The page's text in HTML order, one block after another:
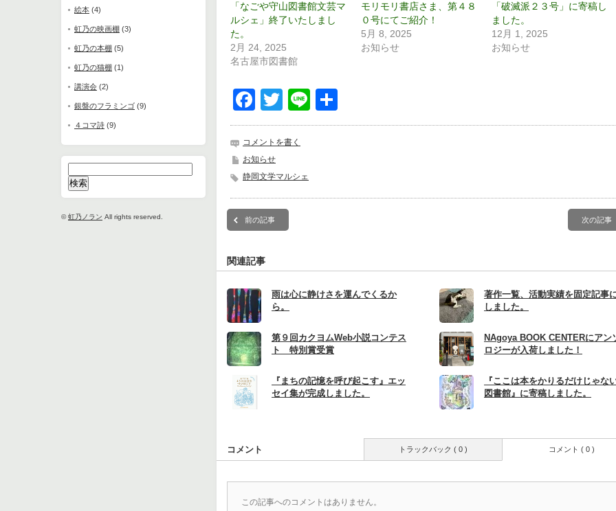
絵本 (4)
虹乃の映画棚 (3)
虹乃の本棚 (5)
虹乃の猫棚 (1)
講演会 (2)
銀盤のフラミンゴ (9)
４コマ詩 (9)
索:
©虹乃ノラン All rights reserved.
「なごや守山図書館文芸マ
ルシェ」終了いたしまし
た。
2月 24, 2025
名古屋市図書館
モリモリ書店さま、第４８
０号にてご紹介！
5月 8, 2025
お知らせ
「破滅派２３号」に寄稿し
ました。
12月 1, 2025
お知らせ
Facebook
Twitter
Line
有
コメントを書く
お知らせ
静岡文学マルシェ
前の記事 次の記事
関連記事
雨は心に静けさを運んでくるか
ら。
著作一覧、活動実績を固定記事
しました。
第９回カクヨムWeb小説コンテス
ト 特別賞受賞
NAgoya BOOK CENTERにアン
ロジーが入荷しました！
『まちの記憶を呼び起こす』エッ
セイ集が完成しました。
『ここは本をかりるだけじゃな
図書館』に寄稿しました。
コメント トラックバック ( 0 ) コメント ( 0 )
この記事へのコメントはありません。